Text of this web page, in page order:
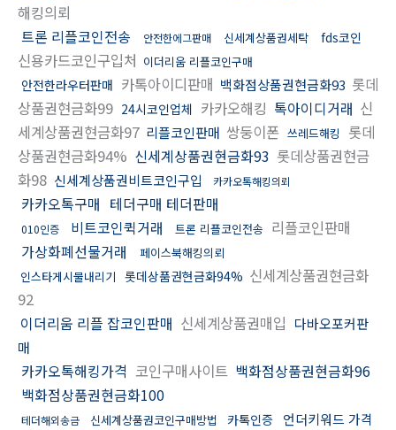
해킹의뢰
트론 리플코인전송
안전한에그판매 신세계상품권세탁 fds코인
신용카드코인구입처 이더리움 리플코인구매
안전한라우터판매 카톡아이디판매 백화점상품권현금화93 롯데
상품권현금화99 24시코인업체 카카오해킹 톡아이디거래 신
세계상품권현금화97 리플코인판매 쌍둥이폰 쓰레드해킹
롯데
상품권현금화94% 신세계상품권현금화93 롯데상품권현금
화98 신세계상품권비트코인구입 카카오톡해킹의뢰
카카오톡구매 테더구매 테더판매
010인증 비트코인퀵거래 트론 리플코인전송 리플코인판매
가상화폐선물거래
페이스북해킹의뢰
인스타게시물내리기 롯데상품권현금화94% 신세계상품권현금화
92
이더리움 리플 잡코인판매 신세계상품권매입 다바오포커판
매
카카오톡해킹가격 코인구매사이트 백화점상품권현금화96
백화점상품권현금화100
테더해외송금 신세계상품권코인구매방법 카톡인증 언더키워드 가격